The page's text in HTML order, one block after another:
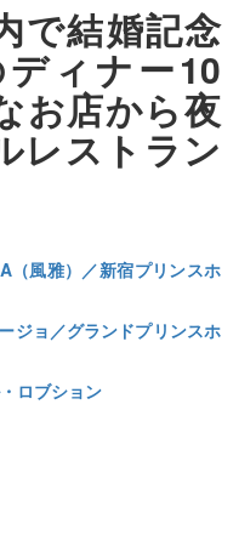
で結婚記念
ィナー10
お店から夜
レストラン
（風雅）／新宿プリンスホ
ジョ／グランドプリンスホ
ロブション